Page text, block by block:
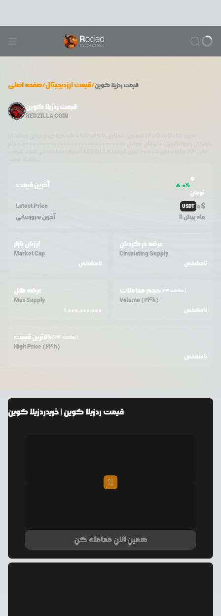
صفحه اصلی/قیمت ارزدیجیتال/ قیمتردزیلا کوین
قیمت ردزیلا کوین
REDZILLA COIN
آخرین قیمت 0%
0
تومان
Latest Price
USDT 0$
آخرین به‌روزسانی 8 ماه پیش
ارزش بازار
Market Cap
نامشخص
عرضه در گردش
Circulating Supply
نامشخص
عرضه کل
Max Supply
1,000,000,000
حجم معاملات (24 ساعت)
Volume (24h)
نامشخص
بالاترین قیمت (24 ساعت)
High Price (24h)
نامشخص
قیمت ردزیلا کوین | خریدردزیلا کوین
همین الان معامله کن